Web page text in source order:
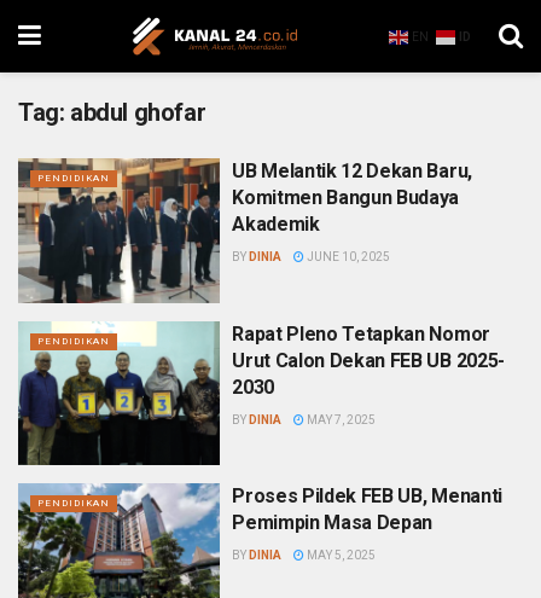
EN ID
Tag: abdul ghofar
PENDIDIKAN
UB Melantik 12 Dekan Baru,
Komitmen Bangun Budaya
Akademik
BY DINIA JUNE 10, 2025
PENDIDIKAN
Rapat Pleno Tetapkan Nomor
Urut Calon Dekan FEB UB 2025-
2030
BY DINIA MAY 7, 2025
PENDIDIKAN
Proses Pildek FEB UB, Menanti
Pemimpin Masa Depan
BY DINIA MAY 5, 2025